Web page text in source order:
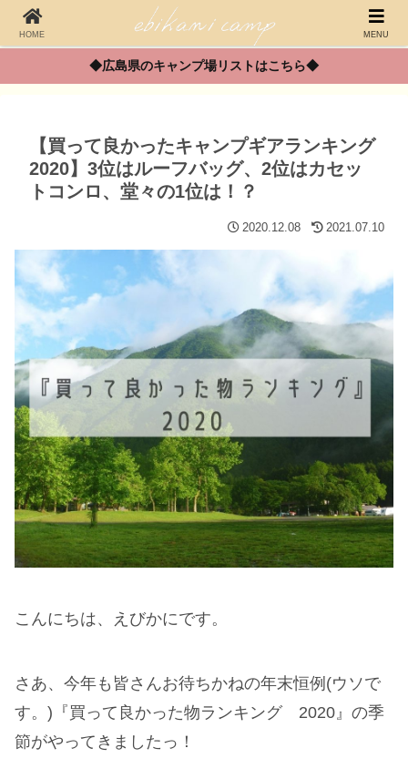
◆広島県のキャンプ場リストはこちら◆
【買って良かったキャンプギアランキング
2020】3位はルーフバッグ、2位はカセッ
トコンロ、堂々の1位は！？
2020.12.08 2021.07.10
こんにちは、えびかにです。
さあ、今年も皆さんお待ちかねの年末恒例(ウソで
す。)『買って良かった物ランキング 2020』の季
節がやってきましたっ！
HOME MENU